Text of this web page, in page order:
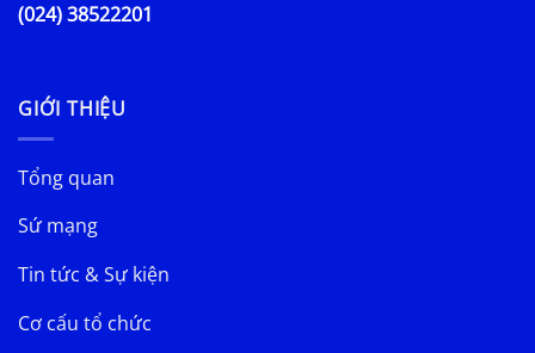
(024) 38522201
GIỚI THIỆU
Tổng quan
Sứ mạng
Tin tức & Sự kiện
Cơ cấu tổ chức